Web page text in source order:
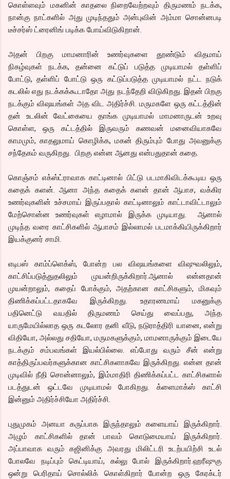
கொள்ளவும் மகனின் காதலை நிறைவேற்றவும் திருமணம் நடக்க,
நான்கு நாட்களில் அது முடிந்ததும் அன்புவின் அம்மா சொன்னபடி
டீச்சர்ஸ் ட்ரைனிங் படிக்க போய்விடுகிறான்.
அதன் பிறகு மாமனாரின் உணர்வுகளை தூண்டும் விதமாய்
நிகழ்வுகள் நடக்க, தன்னை கட்டுப் படுத்த முடியாமல் தள்ளிப்
போட்டு, தள்ளிப் போட்டு ஒரு கட்டுப்படுத்த முடியாமல் நட்ட நடுக்
கடலில் எது நடக்கக்கூடாதோ அது நடந்தேறி விடுகிறது. இதன் பிறகு
நடக்கும் விஷயங்கள் அத விட அதிர்ச்சி. மருமகளே ஒரு கட்டத்தின்
தன் உடலின் வேட்கையை தாங்க முடியாமல் மாமனாருடன் உறவு
கொள்ள, ஒரு கட்டத்தில் இருவரும் கணவன் மனைவியாகவே
காமமும், காதலுமாய் கொழிக்க, மகன் திரும்பும் போது அவனுக்கு
சந்தேகம் வருகிறது. பிறகு என்ன ஆனது என்பதுதான் கதை.
கொஞ்சம் எக்ஸ்ட்ராவாக காட்டினால் பிட்டு படமாகிவிடக்கூடிய ஒரு
கதைக் களன். ஆனா அந்த கதைக் களன் தான் ஆபாச, வக்கிர
உணர்வுகளின் உச்சமாய் இருப்பதால் காட்டினாலும் காட்டாவிட்டாலும்
மேற்சொன்ன உணர்வுகள் எழாமால் இருக்க முடியாது. ஆனால்
முடிந்த வரை காட்சிகளில் ஆபாசம் இல்லாமல் படமாக்கியிருக்கிறார்
இயக்குனர் சாமி.
எடிபஸ் காம்ப்ளெக்ஸ், போன்ற பல விஷயங்களை விஷுவலிலும்,
காட்சிப்படுத்துதலிலும் முயன்றிருக்கிறார்.ஆனால் என்னதான்
முயன்றாலும், கதைப் போக்கும், அதற்கான காட்சிகளும், மிகவும்
திணிக்கப்பட்டதாகவே இருக்கிறது. உதாரணமாய் மகனுக்கு
பதினெட்டு வயதில் திருமணம் செய்து வைப்பது, அந்த
யாருமேயில்லாத ஒரு கடலோர தனி வீடு, நடுராத்திரி யானை, என்று
விதியோ, அல்லது சதியோ, மருமகளுக்கும், மாமனாருக்கும் இடையே
நடக்கும் சம்பவங்கள் இயல்பில்லை. எப்போது வரும் சீன் என்று
காத்திருப்பவர்களுக்கான காட்சிகளாகவே இருக்கிறது. என்ன தான்
முடிவில் நீதி சொன்னாலும், இம்மாதிரி திணிக்கப்பட்ட காட்சிகளால்
படத்துடன் ஒட்டவே முடியாமல் போகிறது. க்ளைமாக்ஸ் காட்சி
இன்னும் அதிர்ச்சியோ அதிர்ச்சி.
புதுமுகம் அனயா கருப்பாக இருந்தாலும் களையாய் இருக்கிறார்.
அழும் காட்சிகளில் தான் பாவம் கொடுமையாய் இருக்கிறார்.
அப்பாவாக வரும் கஜினிக்கு அவரது மிலிட்டரி உடற்பயிற்சி உடல்
போலவே நடிப்பும் கெட்டியாய், கல்லு போல் இருக்கிறார்.ஹரீஷுகு
ஒன்று பெரிதாய் சொல்லிக் கொள்கிறார் போன்ற ஒரு கேரக்டர்